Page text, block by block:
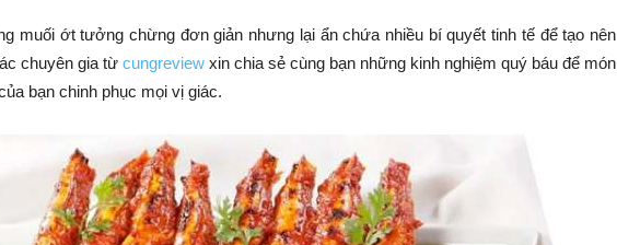
muối ớt tưởng chừng đơn giản nhưng lại ẩn chứa nhiều bí quyết tinh tế để tạo nên
chuyên gia từ cungreview xin chia sẻ cùng bạn những kinh nghiệm quý báu để món
bạn chinh phục mọi vị giác.